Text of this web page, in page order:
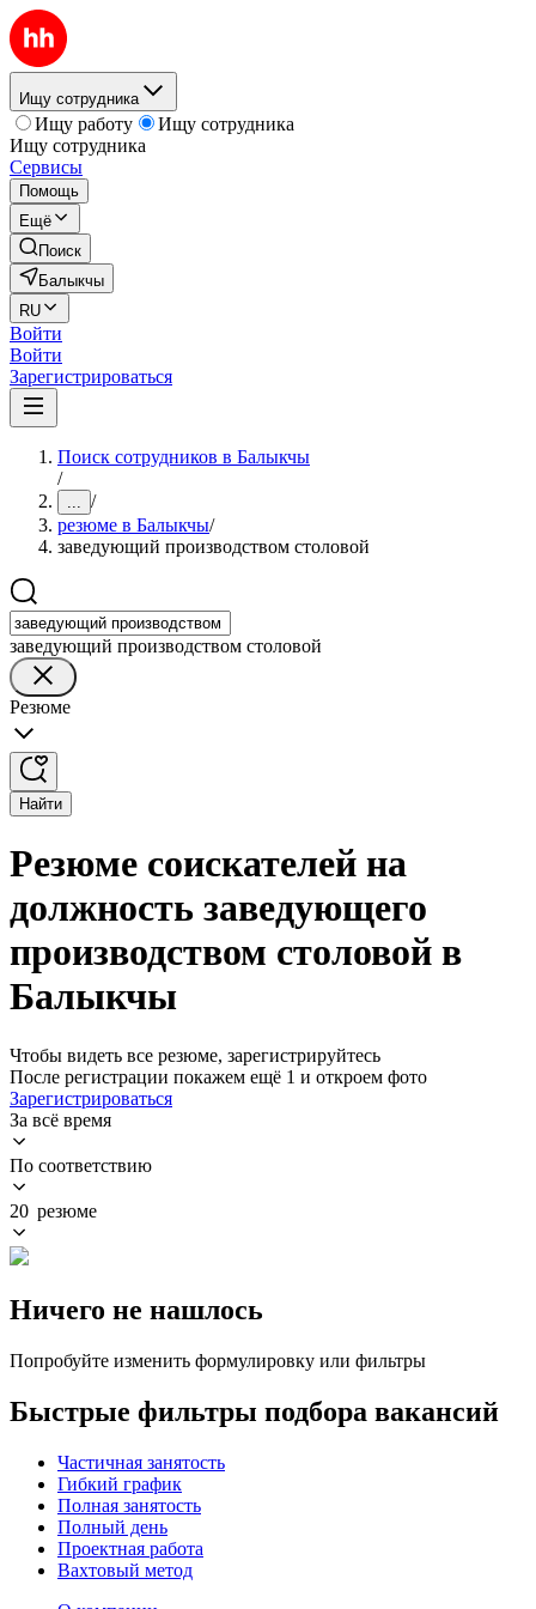
Ищу сотрудника
Ищу работу
Ищу сотрудника
Ищу сотрудника
Сервисы
Помощь
Ещё
Поиск
Балыкчы
RU
Войти
Войти
Зарегистрироваться
Поиск сотрудников в Балыкчы
/
... /
резюме в Балыкчы/
заведующий производством столовой
заведующий производством столовой
Резюме
Найти
Резюме соискателей на
должность заведующего
производством столовой в
Балыкчы
Чтобы видеть все резюме, зарегистрируйтесь
После регистрации покажем ещё 1 и откроем фото
Зарегистрироваться
За всё время
По соответствию
20 резюме
Ничего не нашлось
Попробуйте изменить формулировку или фильтры
Быстрые фильтры подбора вакансий
Частичная занятость
Гибкий график
Полная занятость
Полный день
Проектная работа
Вахтовый метод